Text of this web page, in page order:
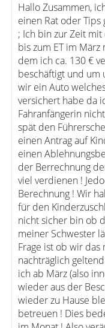
Hallo Zusammen,
einen Rat oder
; Ich bin zur Zeit
bis zum ET im
dem ich ca. 130 €
beschäftigt und um
wir ein Auto
versichert habe da
Fahranfängerin
spät den
einen Antrag auf
einen
der Berrechnung
viel verdienen !
Berechnung ! Wir
für den
nicht sicher bin ob
meiner Schwester
Frage ist ob wir
nachträglich
ich ab März (also
wieder aus der
wieder zu Hause
betreuen ! Dies